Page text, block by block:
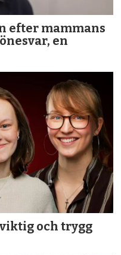
efter mammans
en
och trygg